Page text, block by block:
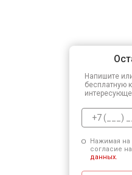
Напишите
бесплатную
Нажимая на
согласие
данных.